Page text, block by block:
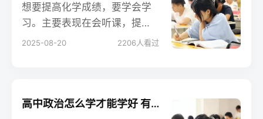
想要提高化学成绩，要学会学
习。主要表现在会听课，提前
预习新课，错题要及时改正并
走，要知道自己哪里学会了，
2025-08-20 2206人看过
高中政治怎么学才能学好 有哪些方法